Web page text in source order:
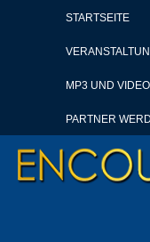
STARTSEITE
MP3 UND
PARTNER